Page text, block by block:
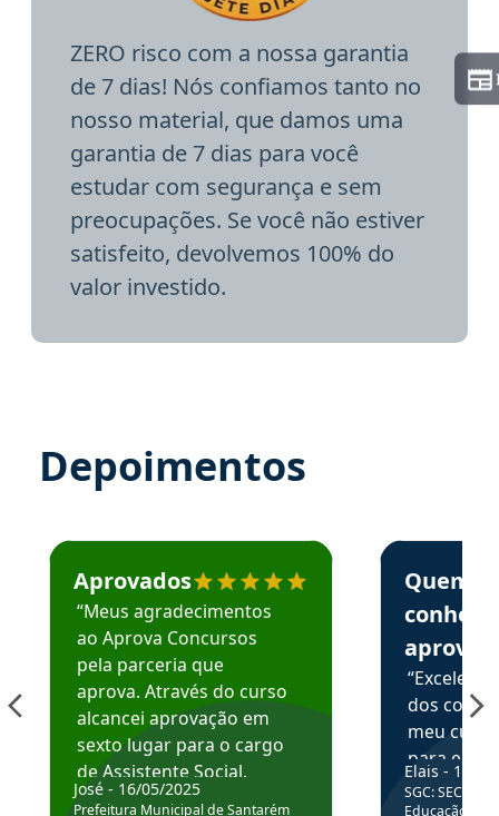
ZERO risco com a nossa garantia
de 7 dias! Nós confiamos tanto no
nosso material, que damos uma
garantia de 7 dias para você
estudar com segurança e sem
preocupações. Se você não estiver
satisfeito, devolvemos 100% do
valor investido.
Depoimentos
Estudante José recomenda o Aprova Concursos em
Aprovados
“Meus agradecimentos
ao Aprova Concursos
pela parceria que
aprova. Através do curso
alcancei aprovação em
sexto lugar para o cargo
de Assistente Social.
Hoje estou atuando na
José - 16/05/2025
Prefeitura Municipal de Santarém
Estudante
Quem
aprova
dos
meu
para
colocar
Elais - 15/
SGC: SEC BA
Educação